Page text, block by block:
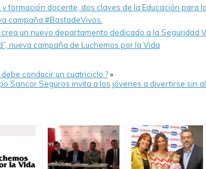
formación docente, dos claves de la Educación para
campaña #BastadeVivos.
un nuevo departamento dedicado a la Seguridad
nueva campaña de Luchemos por la Vida
conducir un cuatriciclo ?»
Sancor Seguros invita a los jóvenes a divertirse sin